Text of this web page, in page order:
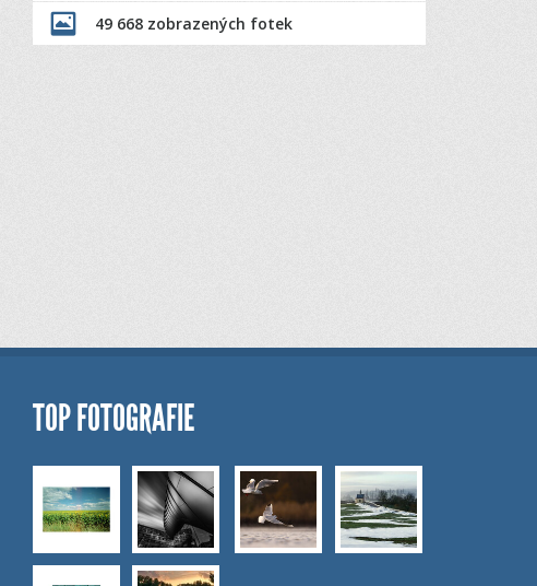
49 668 zobrazených fotek
TOP FOTOGRAFIE